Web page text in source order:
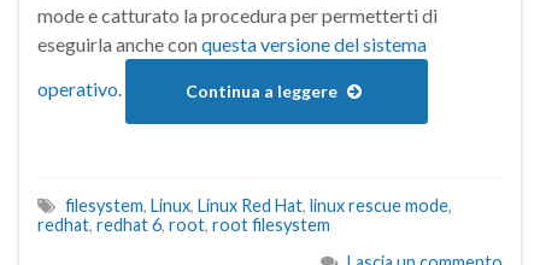
mode e catturato la procedura per permetterti di
eseguirla anche con questa versione del sistema
operativo. Continua a leggere
filesystem, Linux, Linux Red Hat, linux rescue mode,
redhat, redhat 6, root, root filesystem